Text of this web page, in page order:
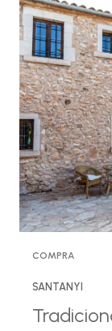
COMPRA
SANTANYI